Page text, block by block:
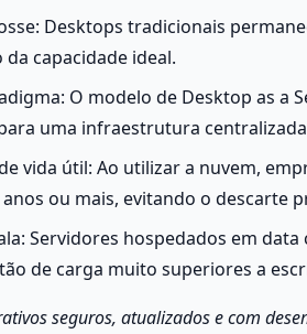
Desktops tradicionais
capacidade ideal.
O modelo de Desktop as a
uma infraestrutura
vida útil: Ao utilizar a nuvem,
ou mais, evitando o descarte
Servidores hospedados em
de carga muito superiores a
seguros, atualizados e com